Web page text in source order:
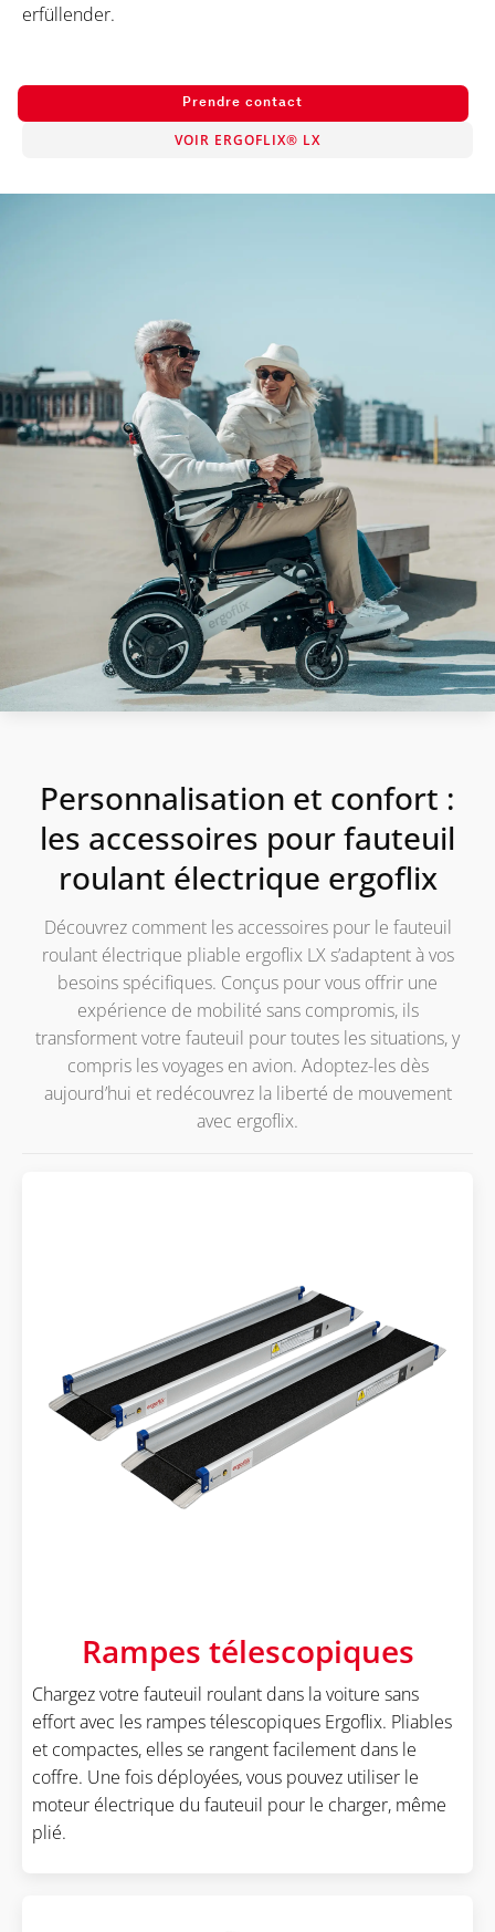
erfüllender.
Prendre contact
VOIR ERGOFLIX® LX
Personnalisation et confort :
les accessoires pour fauteuil
roulant électrique ergoflix
Découvrez comment les accessoires pour le fauteuil
roulant électrique pliable ergoflix LX s’adaptent à vos
besoins spécifiques. Conçus pour vous offrir une
expérience de mobilité sans compromis, ils
transforment votre fauteuil pour toutes les situations, y
compris les voyages en avion. Adoptez-les dès
aujourd’hui et redécouvrez la liberté de mouvement
avec ergoflix.
Rampes télescopiques
Chargez votre fauteuil roulant dans la voiture sans
effort avec les rampes télescopiques Ergoflix. Pliables
et compactes, elles se rangent facilement dans le
coffre. Une fois déployées, vous pouvez utiliser le
moteur électrique du fauteuil pour le charger, même
plié.